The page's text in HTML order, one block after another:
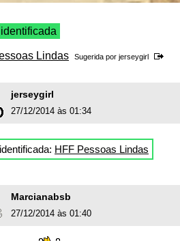
Lindas Sugerida por jerseygirl
jerseygirl
27/12/2014 às 01:34
HFF Pessoas Lindas
Marcianabsb
27/12/2014 às 01:40